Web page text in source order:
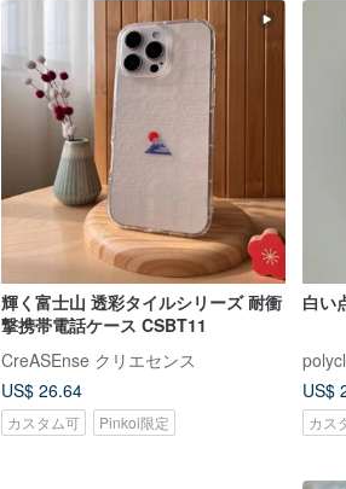
輝く富士山 透彩タイルシリーズ 耐衝
撃携帯電話ケース CSBT11
CreASEnse クリエセンス
US$ 26.64
カスタム可 Pinkoi限定
白い
US$
カス